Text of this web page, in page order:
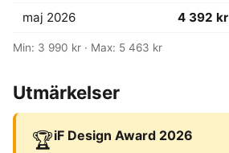
maj 2026
4 392 kr
Min: 3 990 kr · Max: 5 463 kr
Utmärkelser
🏆iF Design Award 2026